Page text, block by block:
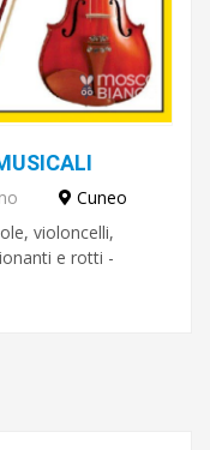
Cuneo
violoncelli,
e rotti -